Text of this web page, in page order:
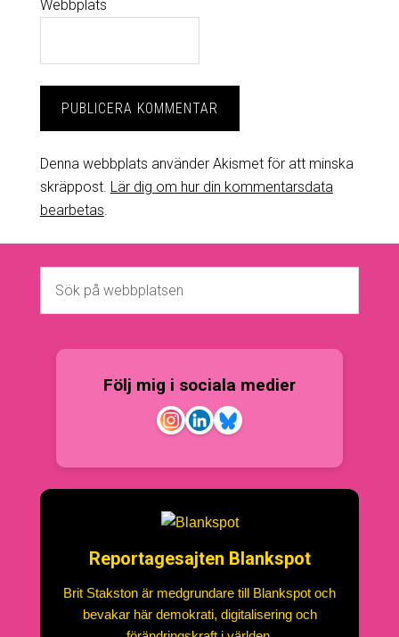
Webbplats
Denna webbplats använder Akismet för att minska
skräppost. Lär dig om hur din kommentarsdata
bearbetas
Följ mig i sociala medier
Reportagesajten Blankspot
Brit Stakston är medgrundare till Blankspot och
bevakar här demokrati, digitalisering och